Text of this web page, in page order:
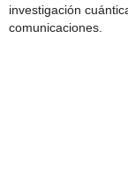
investigación
comunicaciones.